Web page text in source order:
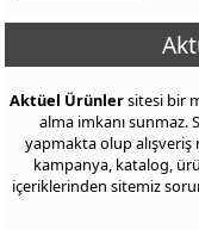
Aktüel Ürünlersitesi bir
alma imkanı sunmaz.
yapmakta olup
kampanya, katalog,
içeriklerinden sitemiz